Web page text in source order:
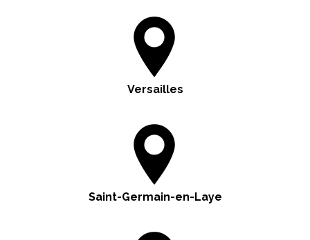
Versailles
Saint-Germain-en-Laye